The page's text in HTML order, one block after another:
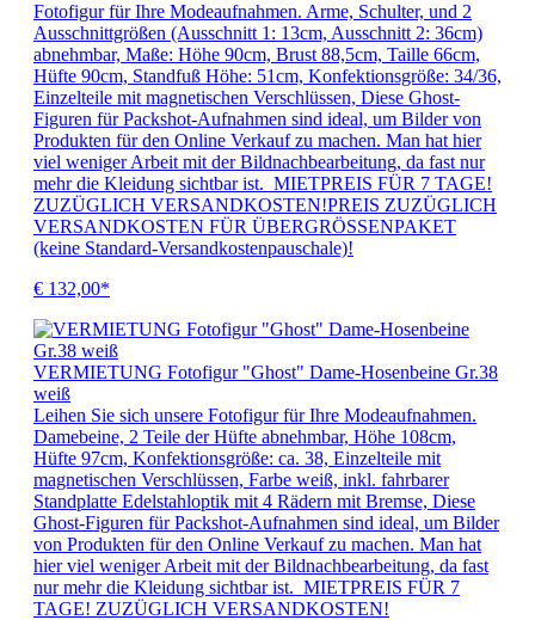
Fotofigur für Ihre Modeaufnahmen. Arme, Schulter, und 2
Ausschnittgrößen (Ausschnitt 1: 13cm, Ausschnitt 2: 36cm)
abnehmbar, Maße: Höhe 90cm, Brust 88,5cm, Taille 66cm,
Hüfte 90cm, Standfuß Höhe: 51cm, Konfektionsgröße: 34/36,
Einzelteile mit magnetischen Verschlüssen, Diese Ghost-
Figuren für Packshot-Aufnahmen sind ideal, um Bilder von
Produkten für den Online Verkauf zu machen. Man hat hier
viel weniger Arbeit mit der Bildnachbearbeitung, da fast nur
mehr die Kleidung sichtbar ist. MIETPREIS FÜR 7 TAGE!
ZUZÜGLICH VERSANDKOSTEN!PREIS ZUZÜGLICH
VERSANDKOSTEN FÜR ÜBERGRÖSSENPAKET
(keine Standard-Versandkostenpauschale)!
€ 132,00*
VERMIETUNG Fotofigur "Ghost" Dame-Hosenbeine Gr.38
weiß
Leihen Sie sich unsere Fotofigur für Ihre Modeaufnahmen.
Damebeine, 2 Teile der Hüfte abnehmbar, Höhe 108cm,
Hüfte 97cm, Konfektionsgröße: ca. 38, Einzelteile mit
magnetischen Verschlüssen, Farbe weiß, inkl. fahrbarer
Standplatte Edelstahloptik mit 4 Rädern mit Bremse, Diese
Ghost-Figuren für Packshot-Aufnahmen sind ideal, um Bilder
von Produkten für den Online Verkauf zu machen. Man hat
hier viel weniger Arbeit mit der Bildnachbearbeitung, da fast
nur mehr die Kleidung sichtbar ist. MIETPREIS FÜR 7
TAGE! ZUZÜGLICH VERSANDKOSTEN!